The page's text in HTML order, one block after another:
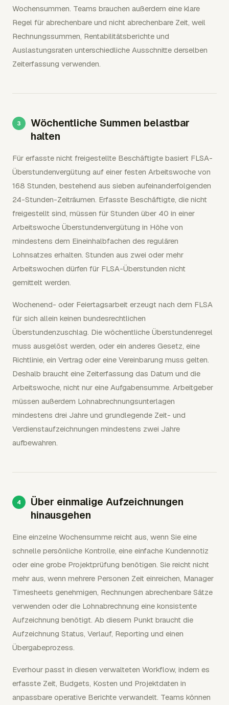
Wochensummen. Teams brauchen außerdem eine klare
Regel für abrechenbare und nicht abrechenbare Zeit, weil
Rechnungssummen, Rentabilitätsberichte und
Auslastungsraten unterschiedliche Ausschnitte derselben
Zeiterfassung verwenden.
Wöchentliche Summen belastbar
halten
Für erfasste nicht freigestellte Beschäftigte basiert FLSA-
Überstundenvergütung auf einer festen Arbeitswoche von
168 Stunden, bestehend aus sieben aufeinanderfolgenden
24-Stunden-Zeiträumen. Erfasste Beschäftigte, die nicht
freigestellt sind, müssen für Stunden über 40 in einer
Arbeitswoche Überstundenvergütung in Höhe von
mindestens dem Eineinhalbfachen des regulären
Lohnsatzes erhalten. Stunden aus zwei oder mehr
Arbeitswochen dürfen für FLSA-Überstunden nicht
gemittelt werden.
Wochenend- oder Feiertagsarbeit erzeugt nach dem FLSA
für sich allein keinen bundesrechtlichen
Überstundenzuschlag. Die wöchentliche Überstundenregel
muss ausgelöst werden, oder ein anderes Gesetz, eine
Richtlinie, ein Vertrag oder eine Vereinbarung muss gelten.
Deshalb braucht eine Zeiterfassung das Datum und die
Arbeitswoche, nicht nur eine Aufgabensumme. Arbeitgeber
müssen außerdem Lohnabrechnungsunterlagen
mindestens drei Jahre und grundlegende Zeit- und
Verdienstaufzeichnungen mindestens zwei Jahre
aufbewahren.
Über einmalige Aufzeichnungen
hinausgehen
Eine einzelne Wochensumme reicht aus, wenn Sie eine
schnelle persönliche Kontrolle, eine einfache Kundennotiz
oder eine grobe Projektprüfung benötigen. Sie reicht nicht
mehr aus, wenn mehrere Personen Zeit einreichen, Manager
Timesheets genehmigen, Rechnungen abrechenbare Sätze
verwenden oder die Lohnabrechnung eine konsistente
Aufzeichnung benötigt. Ab diesem Punkt braucht die
Aufzeichnung Status, Verlauf, Reporting und einen
Übergabeprozess.
Everhour passt in diesen verwalteten Workflow, indem es
erfasste Zeit, Budgets, Kosten und Projektdaten in
anpassbare operative Berichte verwandelt. Teams können